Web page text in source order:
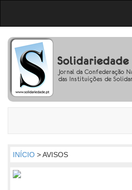
INÍCIO > AVISOS